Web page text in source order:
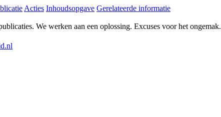
Acties Inhoudsopgave Gerelateerde informatie
We werken aan een oplossing. Excuses voor het ongemak.